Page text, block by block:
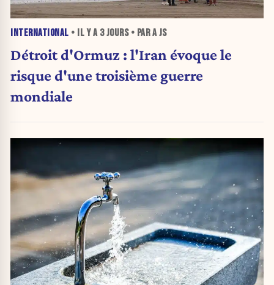
INTERNATIONAL • IL Y A 3 JOURS• PAR A JS
Détroit d'Ormuz : l'Iran évoque le
risque d'une troisième guerre
mondiale